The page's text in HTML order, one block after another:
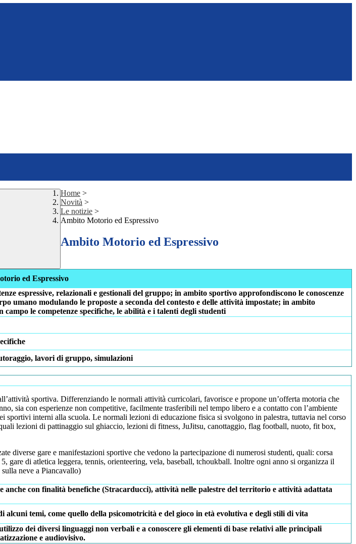
Home >
Novità >
Le notizie >
Ambito Motorio ed Espressivo
Ambito Motorio ed Espressivo
ed Espressivo
espressive, relazionali e gestionali del gruppo; in ambito sportivo approfondiscono le conoscenze
umano modulando le proposte a seconda del contesto e delle attività impostate; in ambito
campo le competenze specifiche, le abilità e i talenti degli studenti
lavori di gruppo, simulazioni
sportiva. Differenziando le normali attività curricolari, favorisce e propone un’offerta motoria che
sia con esperienze non competitive, facilmente trasferibili nel tempo libero e a contatto con l’ambiente
sportivi interni alla scuola. Le normali lezioni di educazione fisica si svolgono in palestra, tuttavia nel corso
lezioni di pattinaggio sul ghiaccio, lezioni di fitness, JuJitsu, canottaggio, flag football, nuoto, fit box,
diverse gare e manifestazioni sportive che vedono la partecipazione di numerosi studenti, quali: corsa
gare di atletica leggera, tennis, orienteering, vela, baseball, tchoukball. Inoltre ogni anno si organizza il
neve a Piancavallo)
anche con finalità benefiche (Stracarducci), attività nelle palestre del territorio e attività adattata
temi, come quello della psicomotricità e del gioco in età evolutiva e degli stili di vita
dei diversi linguaggi non verbali e a conoscere gli elementi di base relativi alle principali
e audiovisivo.